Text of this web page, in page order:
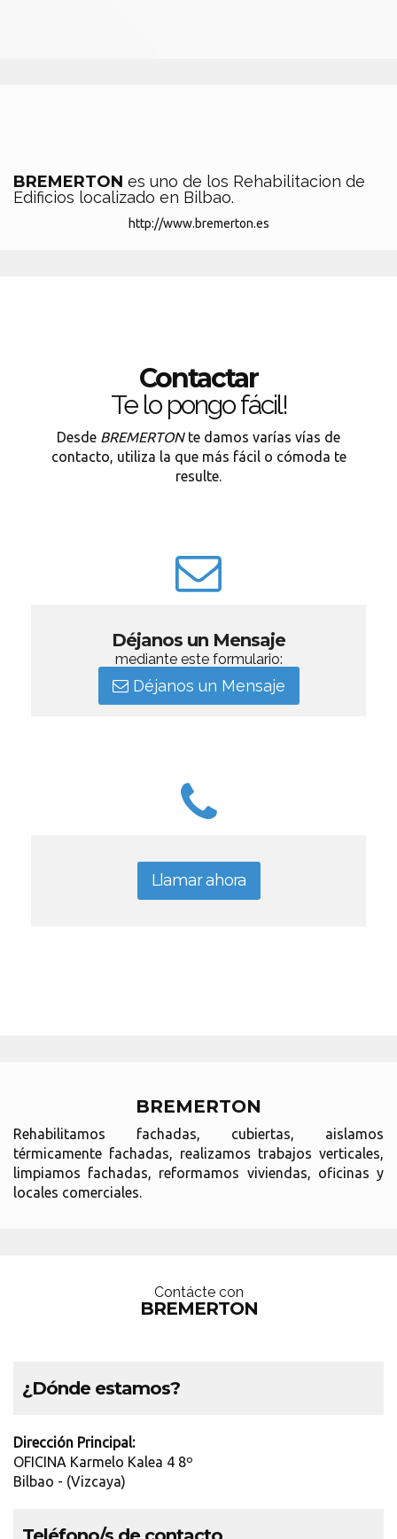
BREMERTON es uno de los Rehabilitacion de
Edificios localizado en Bilbao.
http://www.bremerton.es
Contactar
Te lo pongo fácil!
Desde BREMERTONte damos varías vías de
contacto, utiliza la que más fácil o cómoda te
resulte.
Déjanos un Mensaje
mediante este formulario:
Déjanos un Mensaje
Llamar ahora
BREMERTON
Rehabilitamos fachadas, cubiertas, aislamos
térmicamente fachadas, realizamos trabajos verticales,
limpiamos fachadas, reformamos viviendas, oficinas y
locales comerciales.
Contácte con
BREMERTON
¿Dónde estamos?
Dirección Principal:
OFICINA Karmelo Kalea 4 8º
Bilbao - (Vizcaya)